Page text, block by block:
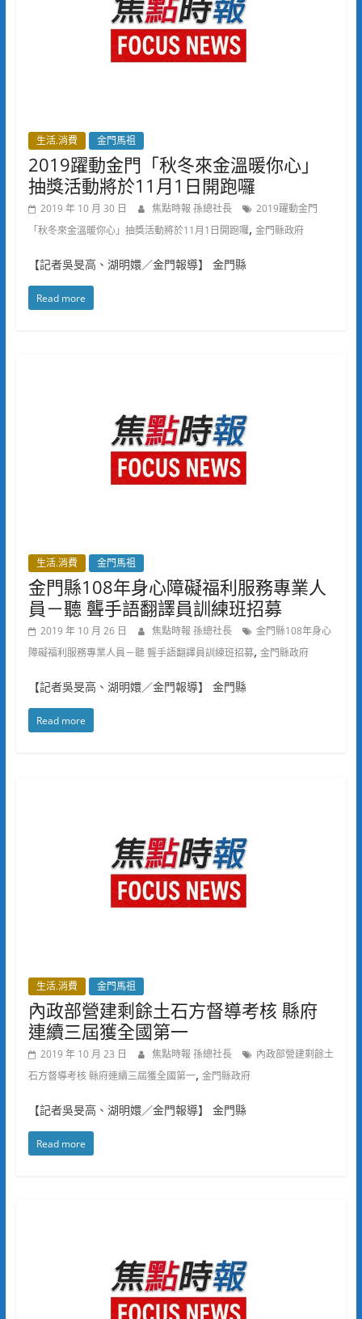
生活.消費 金門馬祖
2019躍動金門「秋冬來金溫暖你心」
抽獎活動將於11月1日開跑囉
2019 年 10 月 30 日 焦點時報 孫總社長
2019躍動金門
「秋冬來金溫暖你心」抽獎活動將於11月1日開跑囉, 金門縣政府
【記者吳旻高、湖明嬛／金門報導】 金門縣
Read more
生活.消費 金門馬祖
金門縣108年身心障礙福利服務專業人
員－聽 聾手語翻譯員訓練班招募
2019 年 10 月 26 日 焦點時報 孫總社長
金門縣108年身心
障礙福利服務專業人員－聽 聾手語翻譯員訓練班招募, 金門縣政府
【記者吳旻高、湖明嬛／金門報導】 金門縣
Read more
生活.消費 金門馬祖
內政部營建剩餘土石方督導考核 縣府
連續三屆獲全國第一
2019 年 10 月 23 日 焦點時報 孫總社長
內政部營建剩餘土
石方督導考核 縣府連續三屆獲全國第一, 金門縣政府
【記者吳旻高、湖明嬛／金門報導】 金門縣
Read more